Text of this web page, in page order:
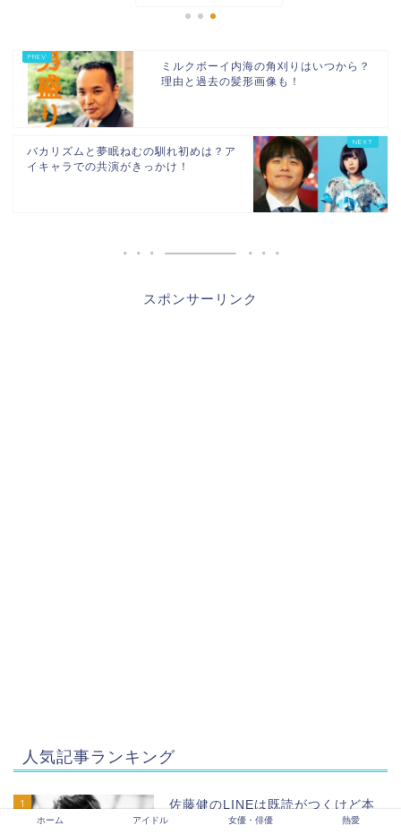
ミルクボーイ内海の角刈りはいつから？
理由と過去の髪形画像も！
バカリズムと夢眠ねむの馴れ初めは？ア
イキャラでの共演がきっかけ！
スポンサーリンク
人気記事ランキング
1
佐藤健のLINEは既読がつくけど本
人？返信は読んでるのか調べてみた
ホーム アイドル 女優・俳優 熱愛